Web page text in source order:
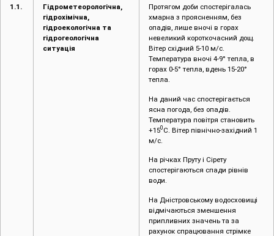
1.1.
Гідрометеорологічна,
гідрохімічна,
гідроекологічна та
гідрогеологічна
ситуація
Протягом доби спостерігалась
хмарна з проясненням, без
опадів, лише вночі в горах
невеликий короткочасний дощ.
Вітер східний 5-10 м/с.
Температура вночі 4-9° тепла, в
горах 0-5° тепла, вдень 15-20°
тепла.
На даний час спостерігається
ясна погода, без опадів.
Температура повітря становить
+150 С. Вітер північно-західний 1
м/с.
На річках Пруту і Сірету
спостерігаються спади рівнів
води.
На Дністровському водосховищі
відмічаються зменшення
припливних значень та за
рахунок спрацювання стрімке